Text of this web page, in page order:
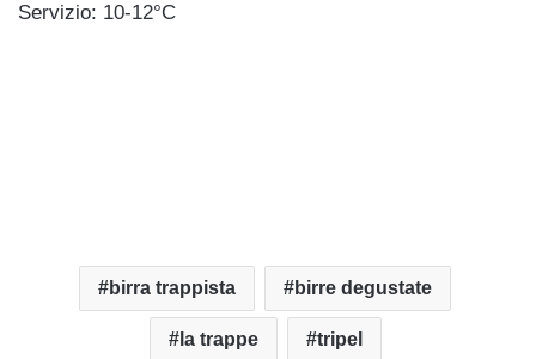
Servizio: 10-12°C
birra trappista birre degustate
la trappe tripel